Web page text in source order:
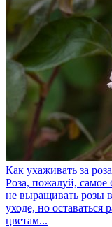
Как ухаживать за
Роза, пожалуй,
не выращивать розы
уходе, но
цветам...